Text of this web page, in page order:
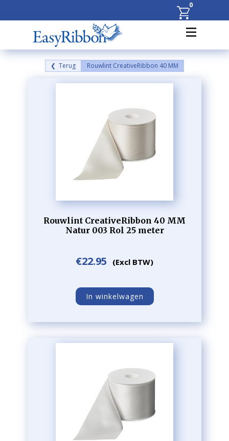
0
❮ Terug Rouwlint CreativeRibbon 40 MM
Rouwlint CreativeRibbon 40 MM
Natur 003 Rol 25 meter
€22.95 (Excl BTW)
In winkelwagen